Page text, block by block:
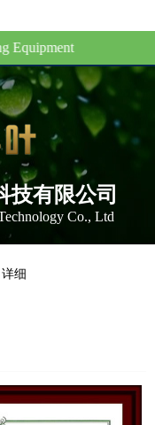
技有限公司
Co., Ltd
详细